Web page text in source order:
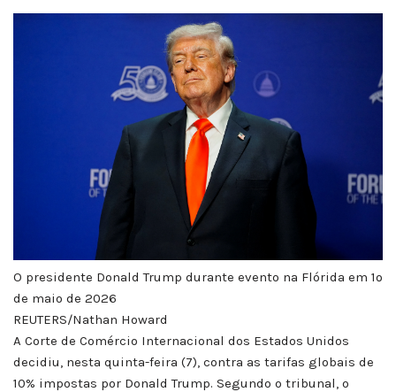
O presidente Donald Trump durante evento na Flórida em 1º
de maio de 2026
REUTERS/Nathan Howard
A Corte de Comércio Internacional dos Estados Unidos
decidiu, nesta quinta-feira (7), contra as tarifas globais de
10% impostas por Donald Trump. Segundo o tribunal, o